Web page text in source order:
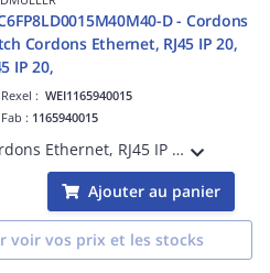
D - Cordons
Cordons Ethernet, RJ45 IP 20,
IP 20,
: WEI1165940015
: 1165940015
Cordons Ethernet, RJ45 IP 20, RJ45 IP 20, Nombre de pôles: 8, 1.5 m Câbles de données Ethernet prêts à raccorder avec fils en cuivre.
Ajouter au panier
voir vos prix et les stocks